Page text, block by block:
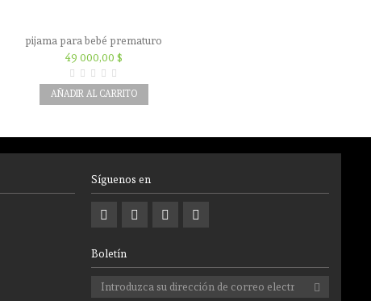
pijama para bebé prematuro
verde
49 000,00 $
AÑADIR AL CARRITO
Síguenos en
Boletín